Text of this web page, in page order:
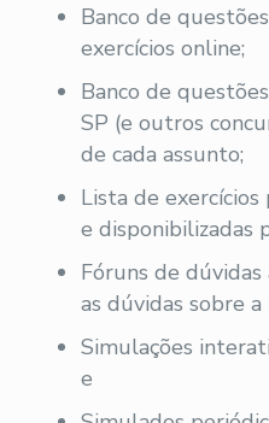
Banco de
exercícios online;
Banco de
SP (e outros
de cada assunto;
Lista de exercícios
e disponibilizadas
Fóruns de dúvidas
as dúvidas sobre a
Simulações
e